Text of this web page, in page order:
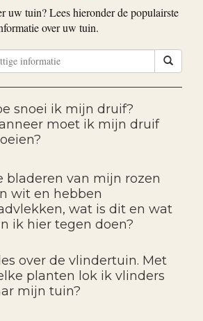
uw tuin? Lees hieronder de populairste
over uw tuin.
snoei ik mijn druif?
moet ik mijn druif
bladeren van mijn rozen
wit en hebben
wat is dit en wat
ik hier tegen doen?
over de vlindertuin. Met
planten lok ik vlinders
mijn tuin?